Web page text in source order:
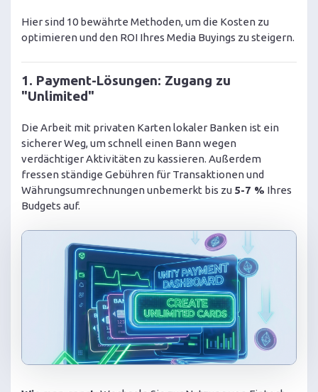
Hier sind 10 bewährte Methoden, um die Kosten zu
optimieren und den ROI Ihres Media Buyings zu steigern.
1. Payment-Lösungen: Zugang zu
"Unlimited"
Die Arbeit mit privaten Karten lokaler Banken ist ein
sicherer Weg, um schnell einen Bann wegen
verdächtiger Aktivitäten zu kassieren. Außerdem
fressen ständige Gebühren für Transaktionen und
Währungsumrechnungen unbemerkt bis zu 5-7 % Ihres
Budgets auf.